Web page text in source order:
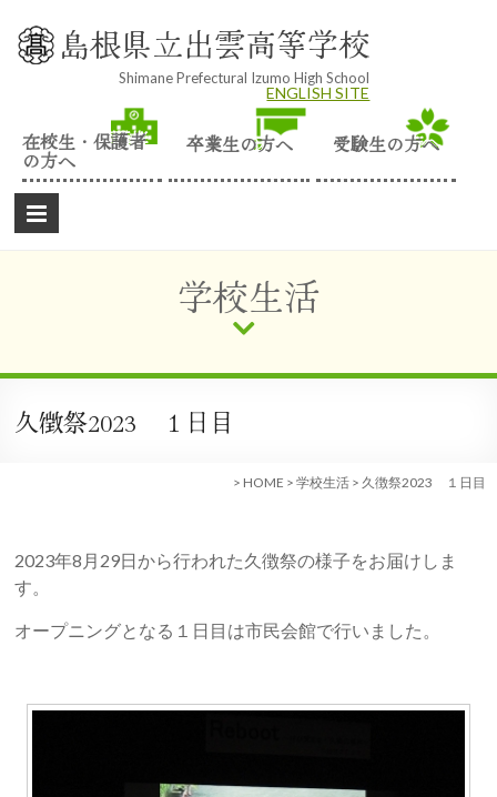
content 島根県立出雲高等学校
Shimane Prefectural Izumo High School
ENGLISH SITE
在校生・保護者
の方へ
卒業生の方へ 受験生の方へ
学校生活
久徴祭2023 １日目
> HOME > 学校生活 > 久徴祭2023 １日目
2023年8月29日から行われた久徴祭の様子をお届けしま
す。
オープニングとなる１日目は市民会館で行いました。